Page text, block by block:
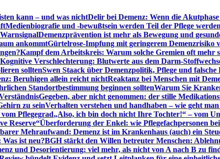
kann – und was nichtDelir bei Demenz: Wenn die
Medienbiografie und -bewußtsein werden Teil der Pflege werden
Demenzprävention ist mehr als Bewegung und
ankommtGürtelrose-Impfung mit geringerem Demenzrisiko
Kampf dem Arbeitskreis: Warum solche Gremien oft mehr
Kognitive Verschlechterung: Blutwerte aus dem Darm-
solltenSwen Staack über Demenzpolitik, Pflege und falsche
Beruhigen allein reicht nichtReaktanz bei Menschen mit
Standortbestimmung beginnen solltenWarum Sie
Gegeben, aber nicht genommen: der stille
zu seinVerhalten verstehen und handhaben – wie geht
Pflegegrad„Also, ich bin doch nicht Ihre Tochter!“ – vom
Reserve“Überforderung der Enkel: wie Pflegefachpersonen
Mehraufwand: Demenz ist im Krankenhaus (auch) ein
ist neu?BGH stärkt den Willen betreuter Menschen:
und Desorientierung: viel mehr, als nicht von A nach B zu